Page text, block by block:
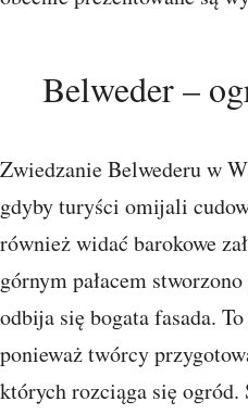
Belweder –
Zwiedzanie Belwederu w
gdyby turyści omijali
również widać barokowe
górnym pałacem
odbija się bogata fasada.
ponieważ twórcy
których rozciąga się